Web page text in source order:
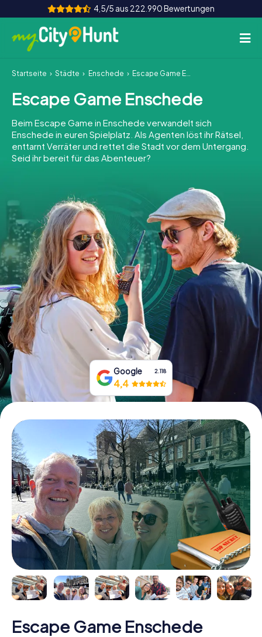
4,5/5 aus 222.990 Bewertungen
So funktioniert's
Städte
Touren
Teamevent
INT AT CH
DE
ES
FR UK
IE
IT
NL
Tickets buchen
Gutscheine bestellen
Startseite Städte Enschede Escape Game Enschede
Escape Game Enschede
Beim Escape Game in Enschede verwandelt sich
Enschede in euren Spielplatz. Als Agenten löst ihr Rätsel,
enttarnt Verräter und rettet die Stadt vor dem Untergang.
Seid ihr bereit für das Abenteuer?
Google 2.118
4,4
Escape Game Enschede